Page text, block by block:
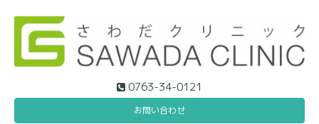
0763-34-0121
お問い合わせ